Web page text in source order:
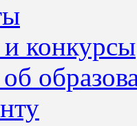
конкурсы